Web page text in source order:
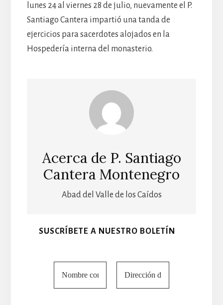
lunes 24 al viernes 28 de julio, nuevamente el P.
Santiago Cantera impartió una tanda de
ejercicios para sacerdotes alojados en la
Hospedería interna del monasterio.
Acerca de P. Santiago
Cantera Montenegro
Abad del Valle de los Caídos
SUSCRÍBETE A NUESTRO BOLETÍN